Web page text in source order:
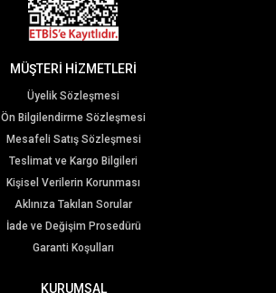
MÜŞTERİ HİZMETLERİ
Üyelik Sözleşmesi
Ön Bilgilendirme Sözleşmesi
Mesafeli Satış Sözleşmesi
Teslimat ve Kargo Bilgileri
Kişisel Verilerin Korunması
Aklınıza Takılan Sorular
İade ve Değişim Prosedürü
Garanti Koşulları
KURUMSAL